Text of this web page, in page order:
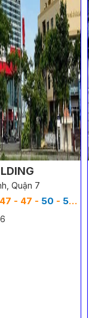
Quận 7
- 47 - 50 - 50 -